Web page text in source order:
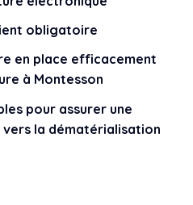
obligatoire
en place efficacement
à Montesson
pour assurer une
la dématérialisation